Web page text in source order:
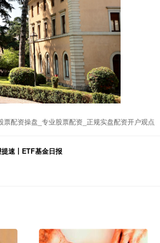
配资操盘_专业股票配资_正规实盘配资开户观点
速丨ETF基金日报